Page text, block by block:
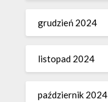
grudzień 2024
listopad 2024
październik 2024